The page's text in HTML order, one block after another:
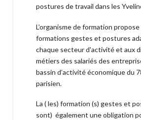
postures de travail dans les
L’organisme de formation propose
formations gestes et postures
chaque secteur d'activité et aux
métiers des salariés des
bassin d’activité économique du
parisien.
La ( les) formation (s) gestes et
sont) également une obligation